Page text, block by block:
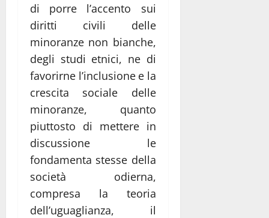
di porre l’accento sui
diritti civili delle
minoranze non bianche,
degli studi etnici, ne di
favorirne l’inclusione e la
crescita sociale delle
minoranze, quanto
piuttosto di mettere in
discussione le
fondamenta stesse della
società odierna,
compresa la teoria
dell’uguaglianza, il